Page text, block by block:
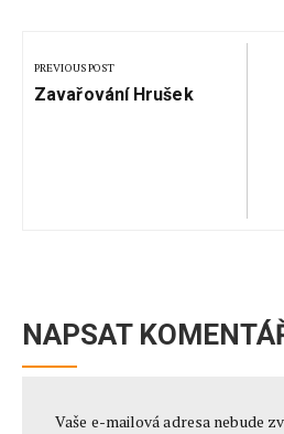
pro
příspěvek
PREVIOUS POST
Previous
Zavařování Hrušek
NAPSAT
Vaše e-mailová adresa nebude